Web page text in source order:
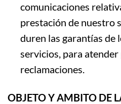
comunicaciones
prestación de nuestro
duren las garantías de
servicios, para atender
reclamaciones.
OBJETO Y AMBITO DE